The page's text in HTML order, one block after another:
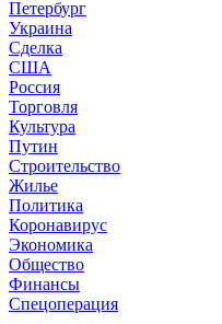
Петербург
Украина
Сделка
США
Россия
Торговля
Культура
Путин
Строительство
Жилье
Политика
Коронавирус
Экономика
Общество
Финансы
Спецоперация